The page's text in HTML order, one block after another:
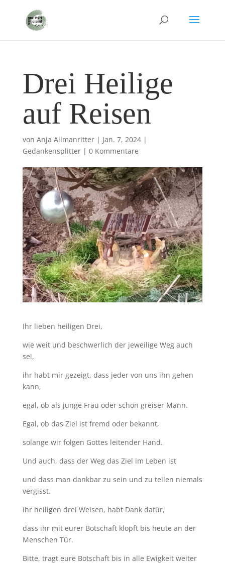
Drei Heilige
auf Reisen
von Anja Allmanritter| Jan. 7, 2024|
Gedankensplitter| 0 Kommentare
Ihr lieben heiligen Drei,
wie weit und beschwerlich der jeweilige Weg auch
sei,
ihr habt mir gezeigt, dass jeder von uns ihn gehen
kann,
egal, ob als junge Frau oder schon greiser Mann.
Egal, ob das Ziel ist fremd oder bekannt,
solange wir folgen Gottes leitender Hand.
Und auch, dass der Weg das Ziel im Leben ist
und dass man dankbar zu sein und zu teilen niemals
vergisst.
Ihr heiligen drei Weisen, habt Dank dafür,
dass ihr mit eurer Botschaft klopft bis heute an der
Menschen Tür.
Bitte, tragt eure Botschaft bis in alle Ewigkeit weiter